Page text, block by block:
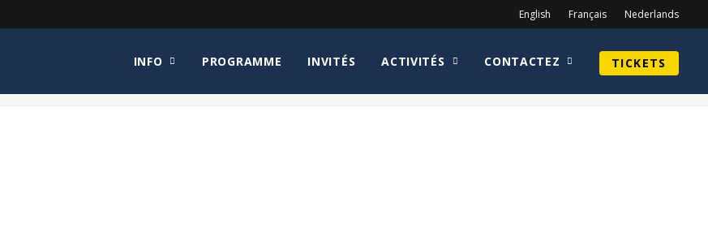
English Français Nederlands
INFO PROGRAMME INVITÉS ACTIVITÉS CONTACTEZ TICKETS
Home Sean Astin Terminator